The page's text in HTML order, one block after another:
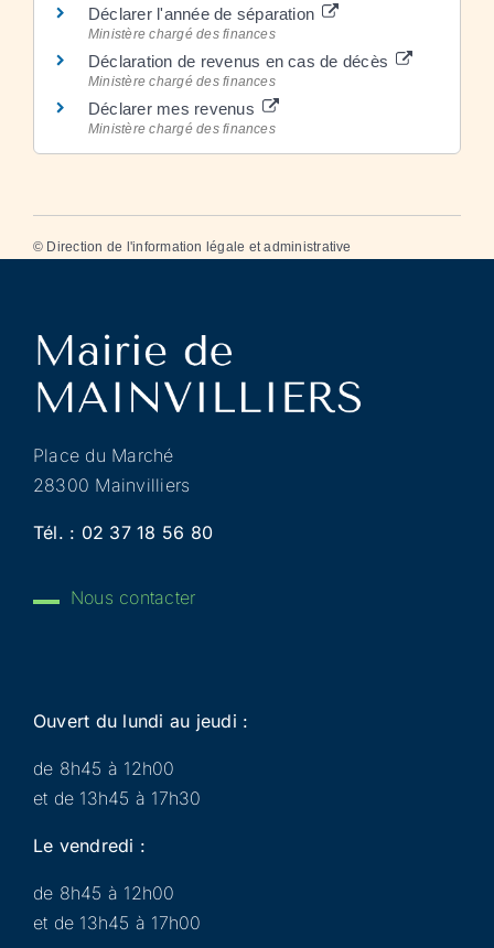
Déclarer l'année de séparation
Ministère chargé des finances
Déclaration de revenus en cas de décès
Ministère chargé des finances
Déclarer mes revenus
Ministère chargé des finances
© Direction de l'information légale et administrative
Place du Marché
28300 Mainvilliers
Tél. : 02 37 18 56 80
Nous contacter
Ouvert du lundi au jeudi :
de 8h45 à 12h00
et de 13h45 à 17h30
Le vendredi :
de 8h45 à 12h00
et de 13h45 à 17h00